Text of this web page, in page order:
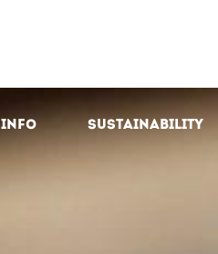
Info Sustainability